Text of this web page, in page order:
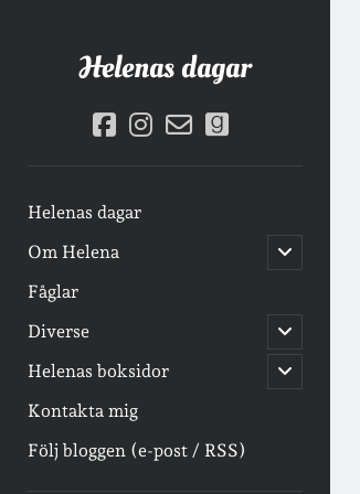
Helenas dagar
facebook
instagram
email-goodreads
Helenas dagar
Om Helena
öppna
undermeny
Fåglar
Diverse
öppna
undermeny
Helenas boksidor
öppna
undermeny
Kontakta mig
Följ bloggen (e-post / RSS)